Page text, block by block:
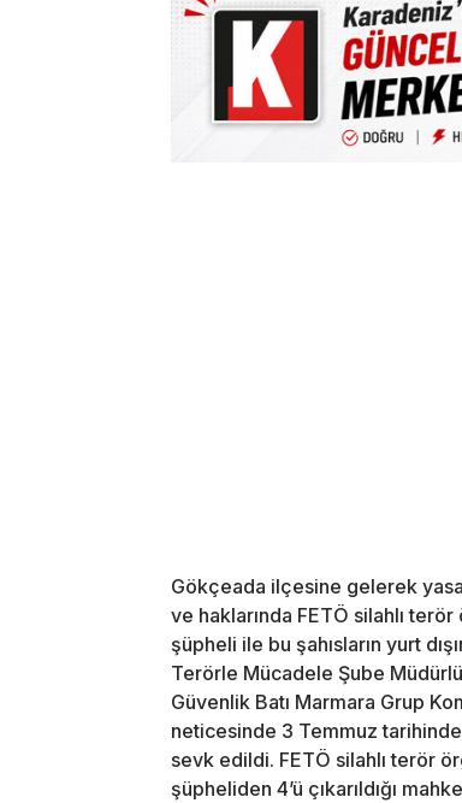
Gökçeada ilçesine gelerek yasa
ve haklarında FETÖ silahlı
şüpheli ile bu şahısların yurt
Terörle Mücadele Şube
Güvenlik Batı Marmara Grup
neticesinde 3 Temmuz
sevk edildi. FETÖ silahlı terör
şüpheliden 4’ü çıkarıldığı